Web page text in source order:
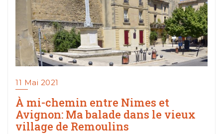
11 Mai 2021
À mi-chemin entre Nimes et
Avignon: Ma balade dans le vieux
village de Remoulins